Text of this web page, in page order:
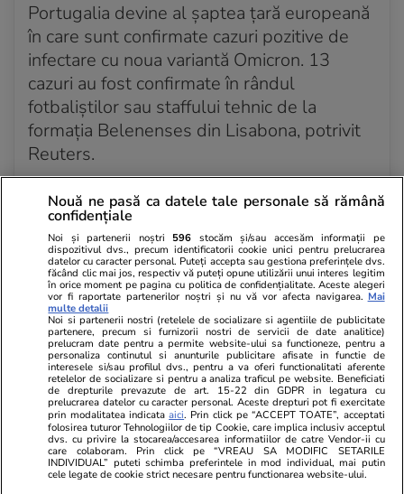
Portugalia devine al șaptea țară europeană
în care sunt confirmate cazuri pozitive de
infectare cu noua variantă Omicron. 13
cazuri au fost confirmate în rândul
fotbaliștilor sau staffului tehnic de la
formația Belenenses din Lisabona, potrivit
Reuters.
Potrivit autorităților sanitare, unul dintre
fotbaliști s-a întors recent din Africa de Sud.
„Doi-trei jucători și doi-trei din staff au
simptome, dar nimic prea grav, restul sunt
asimptomatici. Toată lumea așteaptă să
repete testele, de îndată ce autoritatea
sanitară permite”, a adăugat el.
29 nov. 2021 - Acum 5 ani
Transmitere comunitară în Scoția
Nouă ne pasă ca datele tale personale să rămână
confidențiale
Noi și partenerii noștri 596 stocăm și/sau accesăm informații pe
dispozitivul dvs., precum identificatorii cookie unici pentru prelucrarea
datelor cu caracter personal. Puteți accepta sau gestiona preferințele dvs.
făcând clic mai jos, respectiv vă puteți opune utilizării unui interes legitim
în orice moment pe pagina cu politica de confidențialitate. Aceste alegeri
vor fi raportate partenerilor noștri și nu vă vor afecta navigarea. Mai
multe detalii
Noi si partenerii nostri (retelele de socializare si agentiile de publicitate
partenere, precum si furnizorii nostri de servicii de date analitice)
prelucram date pentru a permite website-ului sa functioneze, pentru a
personaliza continutul si anunturile publicitare afisate in functie de
interesele si/sau profilul dvs., pentru a va oferi functionalitati aferente
retelelor de socializare si pentru a analiza traficul pe website. Beneficiati
de drepturile prevazute de art. 15-22 din GDPR in legatura cu
prelucrarea datelor cu caracter personal. Aceste drepturi pot fi exercitate
prin modalitatea indicataaici. Prin click pe “ACCEPT TOATE”, acceptati
folosirea tuturor Tehnologiilor de tip Cookie, care implica inclusiv acceptul
dvs. cu privire la stocarea/accesarea informatiilor de catre Vendor-ii cu
care colaboram. Prin click pe “VREAU SA MODIFIC SETARILE
INDIVIDUAL” puteti schimba preferintele in mod individual, mai putin
cele legate de cookie strict necesare pentru functionarea website-ului.